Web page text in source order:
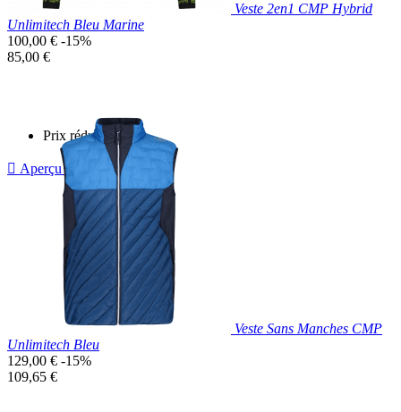
Veste 2en1 CMP Hybrid
Unlimitech Bleu Marine
Prix
de
100,00 € -15%
Prix
85,00 €
Prix réduit
 Aperçu rapide
Veste Sans Manches CMP
Unlimitech Bleu
Prix
de
129,00 € -15%
Prix
109,65 €